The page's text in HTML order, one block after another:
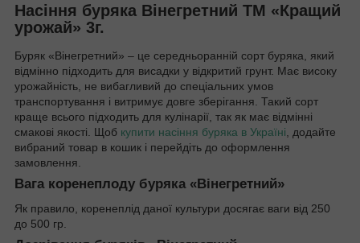
Насіння буряка Вінегретний ТМ «Кращий
урожай» 3г.
Буряк «Вінегретний» – це середньоранній сорт буряка, який
відмінно підходить для висадки у відкритий грунт. Має високу
урожайність, не вибагливий до спеціальних умов
транспортування і витримує довге зберігання. Такий сорт
краще всього підходить для кулінарії, так як має відмінні
смакові якості. Щоб купити насіння буряка в Україні, додайте
вибраний товар в кошик і перейдіть до оформлення
замовлення.
Вага коренеплоду буряка «Вінегретний»
Як правило, коренеплід даної культури досягає ваги від 250
до 500 гр.